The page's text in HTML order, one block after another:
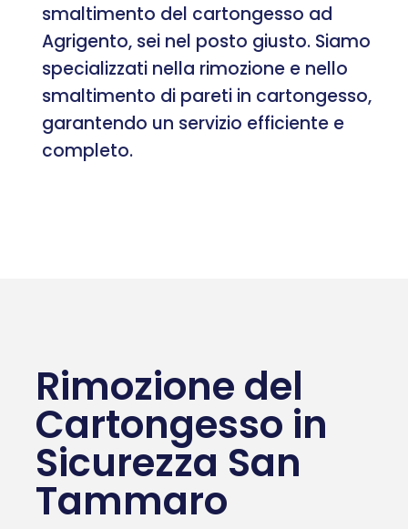
smaltimento del cartongesso ad
Agrigento, sei nel posto giusto. Siamo
specializzati nella rimozione e nello
smaltimento di pareti in cartongesso,
garantendo un servizio efficiente e
completo.
Rimozione del
Cartongesso in
Sicurezza San
Tammaro